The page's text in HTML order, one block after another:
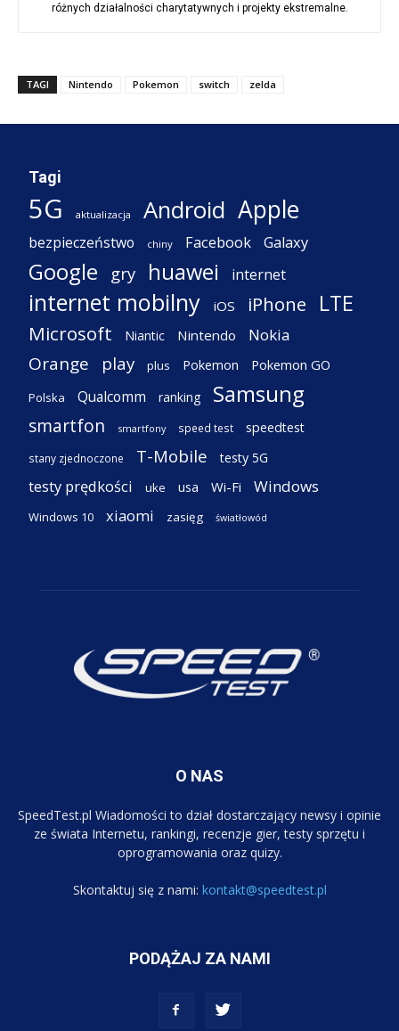
różnych działalności charytatywnych i projekty ekstremalne.
TAGI Nintendo Pokemon switch zelda
Tagi
5G aktualizacja Android Apple
bezpieczeństwo chiny Facebook Galaxy
Google gry huawei internet
internet mobilny iOS iPhone LTE
Microsoft Niantic Nintendo Nokia
Orange play plus Pokemon Pokemon GO
Polska Qualcomm ranking Samsung
smartfon smartfony speed test speedtest
stany zjednoczone T-Mobile testy 5G
testy prędkości uke usa Wi-Fi Windows
Windows 10 xiaomi zasięg światłowód
O NAS
SpeedTest.pl Wiadomości to dział dostarczający newsy i opinie
ze świata Internetu, rankingi, recenzje gier, testy sprzętu i
oprogramowania oraz quizy.
Skontaktuj się z nami: kontakt@speedtest.pl
PODĄŻAJ ZA NAMI